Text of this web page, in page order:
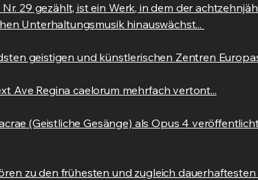
29 gezählt, ist ein Werk, in dem der
Unterhaltungsmusik hinauswächst...
geistigen und künstlerischen Zentren
Ave Regina caelorum mehrfach vertont...
(Geistliche Gesänge) als Opus 4
zu den frühesten und zugleich